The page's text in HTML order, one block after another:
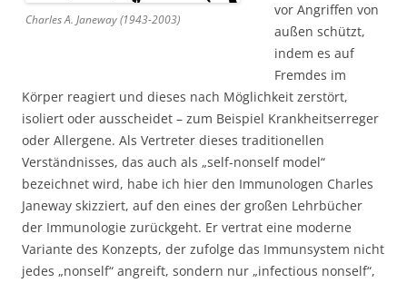
Charles A. Janeway (1943-2003)
vor Angriffen von
außen schützt,
indem es auf
Fremdes im
Körper reagiert und dieses nach Möglichkeit zerstört,
isoliert oder ausscheidet – zum Beispiel Krankheitserreger
oder Allergene. Als Vertreter dieses traditionellen
Verständnisses, das auch als „self-nonself model“
bezeichnet wird, habe ich hier den Immunologen Charles
Janeway skizziert, auf den eines der großen Lehrbücher
der Immunologie zurückgeht. Er vertrat eine moderne
Variante des Konzepts, der zufolge das Immunsystem nicht
jedes „nonself“ angreift, sondern nur „infectious nonself“,